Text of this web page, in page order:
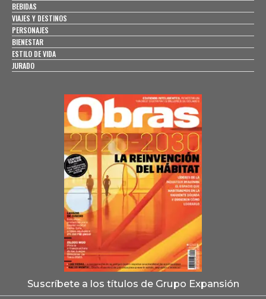
BEBIDAS
VIAJES Y DESTINOS
PERSONAJES
BIENESTAR
ESTILO DE VIDA
JURADO
Suscríbete a los títulos de Grupo Expansión